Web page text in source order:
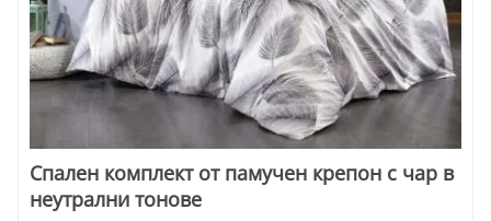
Спален комплект от памучен крепон с чар в
неутрални тонове